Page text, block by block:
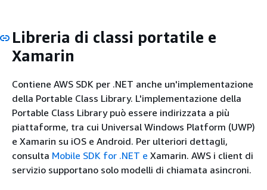
Libreria di classi portatile e
Xamarin
Contiene AWS SDK per .NET anche un'implementazione
della Portable Class Library. L'implementazione della
Portable Class Library può essere indirizzata a più
piattaforme, tra cui Universal Windows Platform (UWP)
e Xamarin su iOS e Android. Per ulteriori dettagli,
consulta Mobile SDK for .NET e Xamarin. AWS i client di
servizio supportano solo modelli di chiamata asincroni.